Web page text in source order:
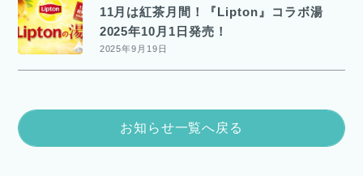
11月は紅茶月間！『Lipton』コラボ湯
2025年10月1日発売！
2025年9月19日
お知らせ一覧へ戻る